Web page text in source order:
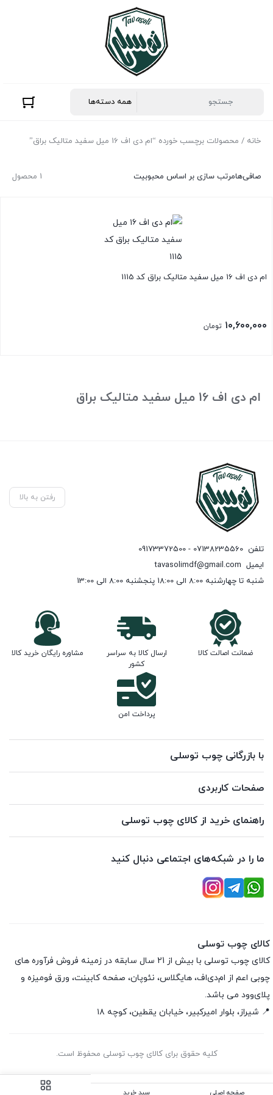
خانه / محصولات برچسب خورده “ام دی اف 16 میل سفید متالیک براق”
1 محصول صافی‌هامرتب سازی بر اساس محبوبیت
ام دی اف 16 میل سفید متالیک براق کد 1115
۱۰,۶۰۰,۰۰۰ تومان
ام دی اف 16 میل سفید متالیک براق
رفتن به بالا
تلفن 07138235560 - 09173372500
ایمیل tavasolimdf@gmail.com
شنبه تا چهارشنبه 8:00 الی 18:00 پنجشنبه 8:00 الی 13:00
ضمانت اصالت کالا
ارسال کالا به سراسر
کشور
مشاوره رایگان خرید کالا
پرداخت امن
با بازرگانی چوب توسلی
صفحات کاربردی
راهنمای خرید از کالای چوب توسلی
ما را در شبکه‌های اجتماعی دنبال کنید
کالای چوب توسلی
کالای چوب توسلی با بیش از 21 سال سابقه در زمینه فروش فرآوره های
چوبی اعم از ام‌دی‌اف، هایگلاس، نئوپان، صفحه کابینت، ورق فومیزه و
پلای‌وود می باشد.
📍 شیراز، بلوار امیرکبیر، خیابان یقطین، کوچه ۱۸
کلیه حقوق برای کالای چوب توسلی محفوظ است.
صفحه اصلی سبد خرید